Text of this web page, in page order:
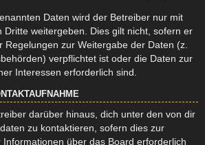
Daten wird der Betreiber nur mit
Dritte weitergeben. Dies gilt nicht, sofern er
Regelungen zur Weitergabe der Daten (z.
verpflichtet ist oder die Daten zur
Interessen erforderlich sind.
darüber hinaus, dich unter den von dir
zu kontaktieren, sofern dies zur
über das Board erforderlich